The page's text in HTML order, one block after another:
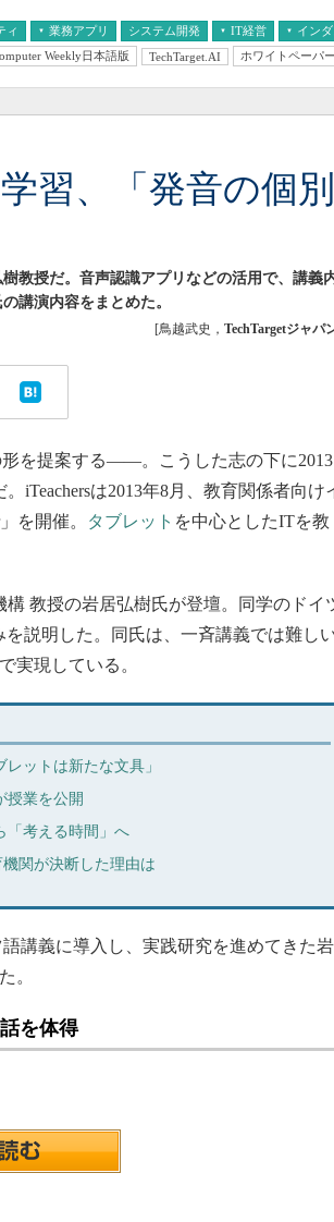
ィ 業務アプリ システム開発 IT経営
経営とIT
イン
医療IT
Weekly日本語版 TechTarget.AI ホワイトペーパー
習、「発音の個別
教授だ。音声認識アプリなどの活用で、講義
講演内容をまとめた。
[鳥越武史， TechTargetジャパ
を提案する――。こうした志の下に2013
iTeachersは2013年8月、教育関係者向け
を開催。
タブレット を中心としたITを教
教授の岩居弘樹氏が登壇。同学のドイ
を説明した。同氏は、一斉講義では難し
実現している。
ットは新たな文具」
授業を公開
「考える時間」へ
関が決断した理由は
語講義に導入し、実践研究を進めてきた岩
。
を体得